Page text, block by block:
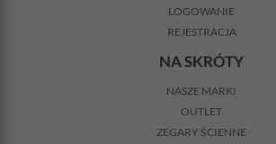
LOGOWANIE
REJESTRACJA
NA SKRÓTY
NASZE MARKI
OUTLET
ZEGARY ŚCIENNE